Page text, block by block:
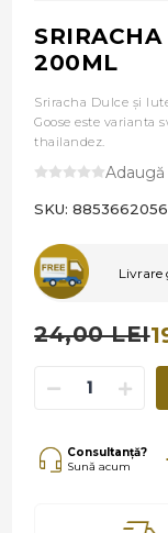
200ML
Sriracha Dulce și
Goose este varianta
thailandez.
SKU:
Livrare
24,00 LEI
Consultanță?
Sună acum